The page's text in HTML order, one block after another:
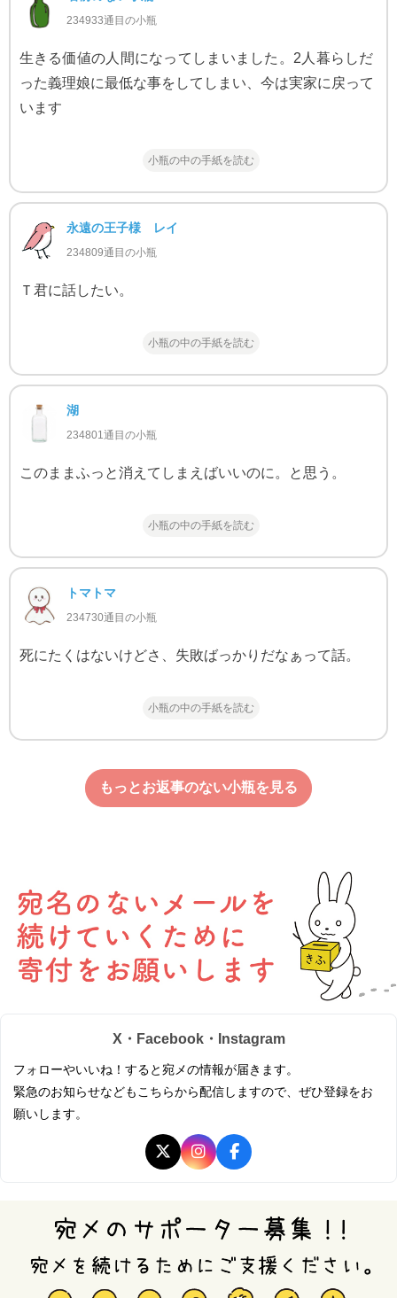
234933通目の小瓶
生きる価値の人間になってしまいました。2人暮らしだ
った義理娘に最低な事をしてしまい、今は実家に戻って
います
小瓶の中の手紙を読む
永遠の王子様 レイ
234809通目の小瓶
Ｔ君に話したい。
小瓶の中の手紙を読む
湖
234801通目の小瓶
このままふっと消えてしまえばいいのに。と思う。
小瓶の中の手紙を読む
トマトマ
234730通目の小瓶
死にたくはないけどさ、失敗ばっかりだなぁって話。
小瓶の中の手紙を読む
もっとお返事のない小瓶を見る
X・Facebook・Instagram
フォローやいいね！すると宛メの情報が届きます。
緊急のお知らせなどもこちらから配信しますので、ぜひ登録をお
願いします。